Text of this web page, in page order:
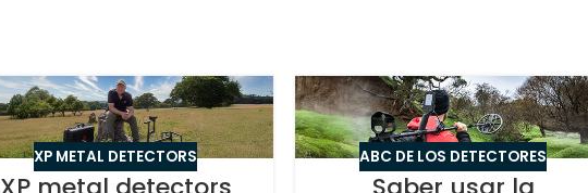
XP METAL DETECTORS ABC DE LOS DETECTORES